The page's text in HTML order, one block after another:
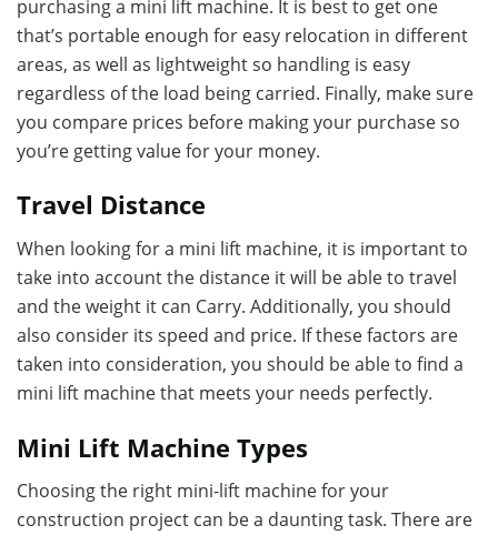
purchasing a mini lift machine. It is best to get one
that’s portable enough for easy relocation in different
areas, as well as lightweight so handling is easy
regardless of the load being carried. Finally, make sure
you compare prices before making your purchase so
you’re getting value for your money.
Travel Distance
When looking for a mini lift machine, it is important to
take into account the distance it will be able to travel
and the weight it can Carry. Additionally, you should
also consider its speed and price. If these factors are
taken into consideration, you should be able to find a
mini lift machine that meets your needs perfectly.
Mini Lift Machine Types
Choosing the right mini-lift machine for your
construction project can be a daunting task. There are